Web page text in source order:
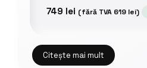
749 lei (fără TVA 619 lei)
Citește mai mult